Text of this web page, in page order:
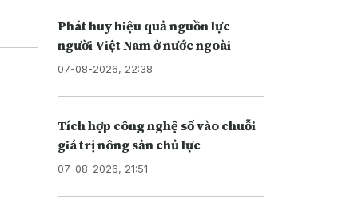
Phát huy hiệu quả nguồn lực
người Việt Nam ở nước ngoài
07-08-2026, 22:38
Tích hợp công nghệ số vào chuỗi
giá trị nông sản chủ lực
07-08-2026, 21:51